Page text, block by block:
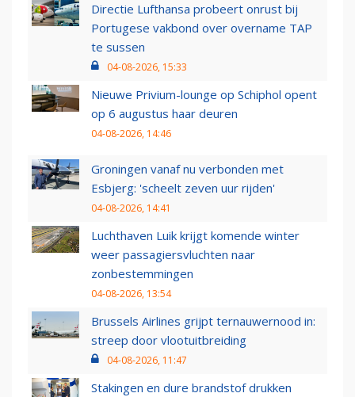
Directie Lufthansa probeert onrust bij
Portugese vakbond over overname TAP
te sussen
04-08-2026, 15:33
Nieuwe Privium-lounge op Schiphol opent
op 6 augustus haar deuren
04-08-2026, 14:46
Groningen vanaf nu verbonden met
Esbjerg: 'scheelt zeven uur rijden'
04-08-2026, 14:41
Luchthaven Luik krijgt komende winter
weer passagiersvluchten naar
zonbestemmingen
04-08-2026, 13:54
Brussels Airlines grijpt ternauwernood in:
streep door vlootuitbreiding
04-08-2026, 11:47
Stakingen en dure brandstof drukken